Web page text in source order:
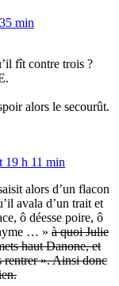
min
fît contre trois ?
alors le secourût.
19 h 11 min
alors d’un flacon
avala d’un trait et
ô déesse poire, ô
… » à quoi Julie
haut Danone, et
rentrer ». Ainsi donc